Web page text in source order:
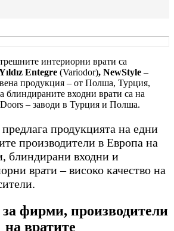
интериорни врати са
Entegre (Variodor), NewStyle –
продукция – от Полша, Турция,
блиндираните входни врати са на
– заводи в Турция и Полша.
продукцията на едни
производители в Европа на
блиндирани входни и
врати – високо качество на
фирми, производители
на вратите